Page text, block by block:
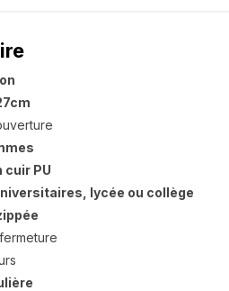
cuir PU
lycée ou collège